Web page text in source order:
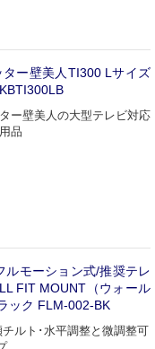
ー壁美人TI300 Lサイズ
ー壁美人の大型テレビ対応
品
ルモーション式/推奨テレ
FIT MOUNT（ウォール
ック FLM-002-BK
ルト･水平調整と微調整可